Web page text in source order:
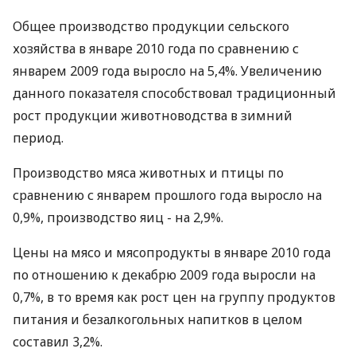
Общее производство продукции сельского
хозяйства в январе 2010 года по сравнению с
январем 2009 года выросло на 5,4%. Увеличению
данного показателя способствовал традиционный
рост продукции животноводства в зимний
период.
Производство мяса животных и птицы по
сравнению с январем прошлого года выросло на
0,9%, производство яиц - на 2,9%.
Цены на мясо и мясопродукты в январе 2010 года
по отношению к декабрю 2009 года выросли на
0,7%, в то время как рост цен на группу продуктов
питания и безалкогольных напитков в целом
составил 3,2%.